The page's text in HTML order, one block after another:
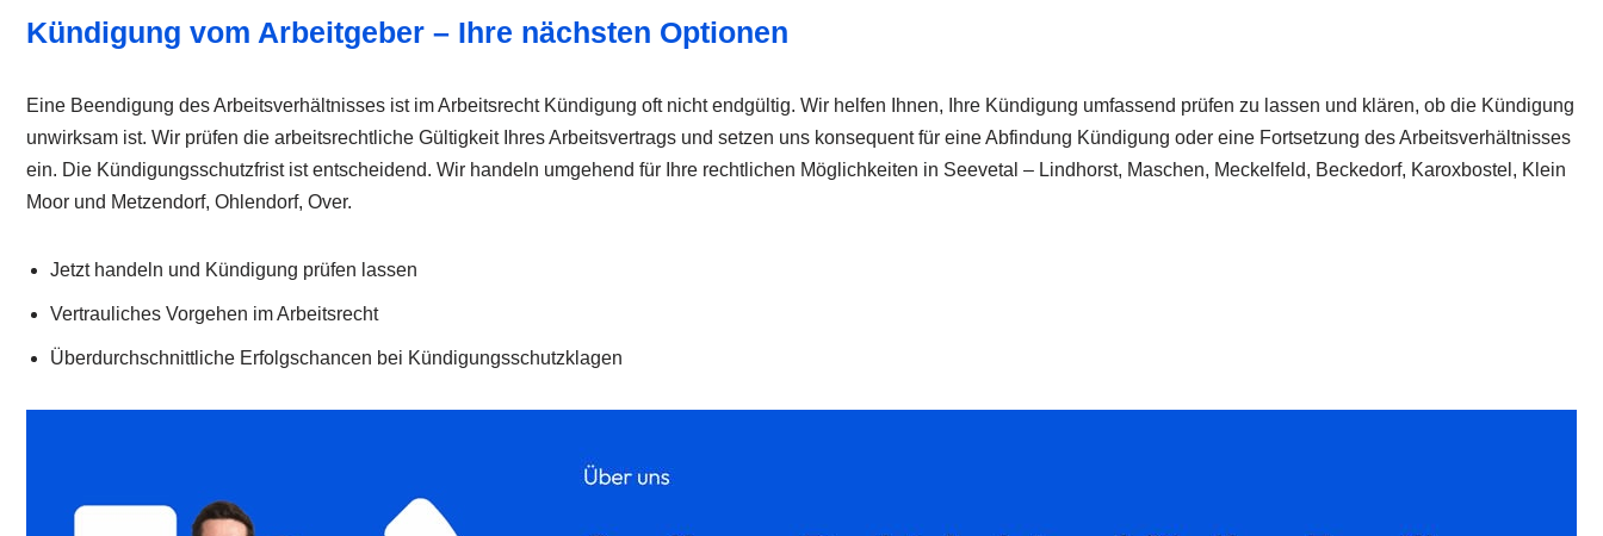
Kündigung vom Arbeitgeber – Ihre nächsten Optionen
Eine Beendigung des Arbeitsverhältnisses ist im Arbeitsrecht Kündigung oft nicht endgültig. Wir helfen Ihnen, Ihre Kündigung umfassend prüfen zu lassen und klären, ob die Kündigung
unwirksam ist. Wir prüfen die arbeitsrechtliche Gültigkeit Ihres Arbeitsvertrags und setzen uns konsequent für eine Abfindung Kündigung oder eine Fortsetzung des Arbeitsverhältnisses
ein. Die Kündigungsschutzfrist ist entscheidend. Wir handeln umgehend für Ihre rechtlichen Möglichkeiten in Seevetal – Lindhorst, Maschen, Meckelfeld, Beckedorf, Karoxbostel, Klein
Moor und Metzendorf, Ohlendorf, Over.
Jetzt handeln und Kündigung prüfen lassen
Vertrauliches Vorgehen im Arbeitsrecht
Überdurchschnittliche Erfolgschancen bei Kündigungsschutzklagen